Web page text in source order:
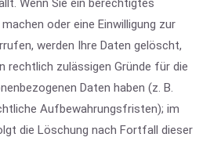
Wenn Sie ein berechtigtes
oder eine Einwilligung zur
werden Ihre Daten gelöscht,
rechtlich zulässigen Gründe für die
Daten haben (z. B.
Aufbewahrungsfristen); im
die Löschung nach Fortfall dieser